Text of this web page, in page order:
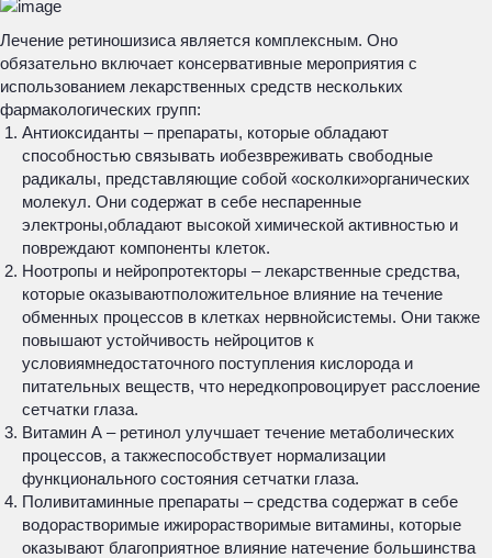
Лечение ретиношизиса является комплексным. Оно
обязательно включает консервативные мероприятия с
использованием лекарственных средств нескольких
фармакологических групп:
Антиоксиданты – препараты, которые обладают
способностью связывать иобезвреживать свободные
радикалы, представляющие собой «осколки»органических
молекул. Они содержат в себе неспаренные
электроны,обладают высокой химической активностью и
повреждают компоненты клеток.
Ноотропы и нейропротекторы – лекарственные средства,
которые оказываютположительное влияние на течение
обменных процессов в клетках нервнойсистемы. Они также
повышают устойчивость нейроцитов к
условиямнедостаточного поступления кислорода и
питательных веществ, что нередкопровоцирует расслоение
сетчатки глаза.
Витамин А – ретинол улучшает течение метаболических
процессов, а такжеспособствует нормализации
функционального состояния сетчатки глаза.
Поливитаминные препараты – средства содержат в себе
водорастворимые ижирорастворимые витамины, которые
оказывают благоприятное влияние натечение большинства